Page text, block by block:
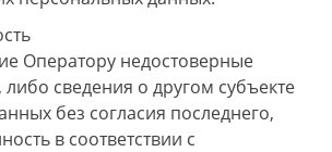
Оператору недостоверные
либо сведения о другом субъекте
без согласия последнего,
в соответствии с